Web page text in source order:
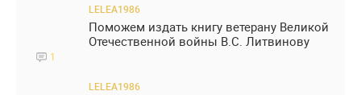
LELEA1986
Поможем издать книгу ветерану Великой
Отечественной войны В.С. Литвинову
1
LELEA1986